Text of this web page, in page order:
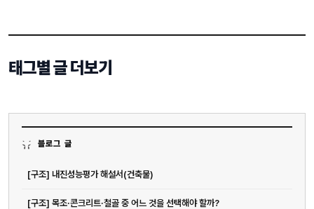
블로그 글
[구조] 내진성능평가 해설서(건축물)
[구조] 목조·콘크리트·철골 중 어느 것을 선택해야 할까?
태그별 글 더보기